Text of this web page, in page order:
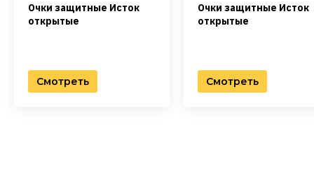
Очки защитные Исток
открытые
Смотреть
Очки защитные Исток
открытые
Смотреть